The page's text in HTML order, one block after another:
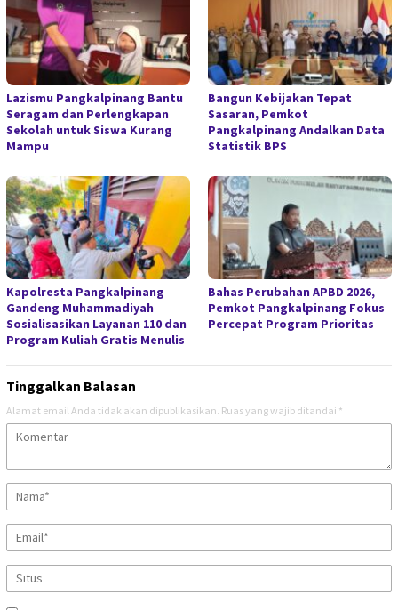
Lazismu Pangkalpinang Bantu
Seragam dan Perlengkapan
Sekolah untuk Siswa Kurang
Mampu
Bangun Kebijakan Tepat
Sasaran, Pemkot
Pangkalpinang Andalkan Data
Statistik BPS
Kapolresta Pangkalpinang
Gandeng Muhammadiyah
Sosialisasikan Layanan 110 dan
Program Kuliah Gratis Menulis
Bahas Perubahan APBD 2026,
Pemkot Pangkalpinang Fokus
Percepat Program Prioritas
Tinggalkan Balasan
Alamat email Anda tidak akan dipublikasikan. Ruas yang wajib ditandai *